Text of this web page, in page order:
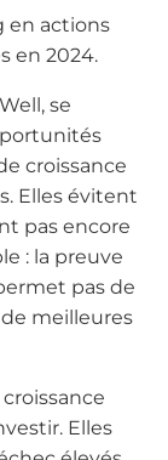
en actions
en 2024.
se
croissance
Elles évitent
pas encore
: la preuve
pas de
meilleures
Elles